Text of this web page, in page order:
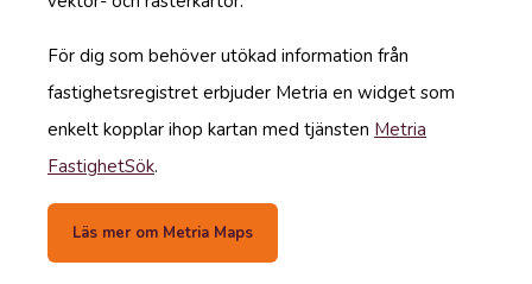
För dig som behöver utökad information från
fastighetsregistret erbjuder Metria en widget som
enkelt kopplar ihop kartan med tjänsten Metria
FastighetSök.
Läs mer om Metria Maps